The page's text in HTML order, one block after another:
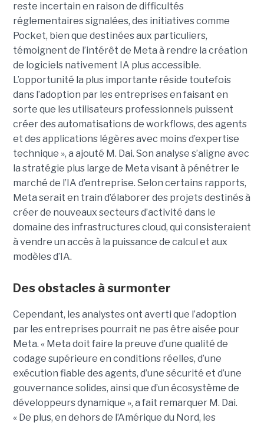
reste incertain en raison de difficultés
réglementaires signalées, des initiatives comme
Pocket, bien que destinées aux particuliers,
témoignent de l’intérêt de Meta à rendre la création
de logiciels nativement IA plus accessible.
L’opportunité la plus importante réside toutefois
dans l’adoption par les entreprises en faisant en
sorte que les utilisateurs professionnels puissent
créer des automatisations de workflows, des agents
et des applications légères avec moins d’expertise
technique », a ajouté M. Dai. Son analyse s’aligne avec
la stratégie plus large de Meta visant à pénétrer le
marché de l’IA d’entreprise. Selon certains rapports,
Meta serait en train d’élaborer des projets destinés à
créer de nouveaux secteurs d’activité dans le
domaine des infrastructures cloud, qui consisteraient
à vendre un accès à la puissance de calcul et aux
modèles d’IA.
Des obstacles à surmonter
Cependant, les analystes ont averti que l’adoption
par les entreprises pourrait ne pas être aisée pour
Meta. « Meta doit faire la preuve d’une qualité de
codage supérieure en conditions réelles, d’une
exécution fiable des agents, d’une sécurité et d’une
gouvernance solides, ainsi que d’un écosystème de
développeurs dynamique », a fait remarquer M. Dai.
« De plus, en dehors de l’Amérique du Nord, les